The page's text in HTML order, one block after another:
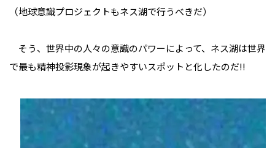
（地球意識プロジェクトもネス湖で行うべきだ）
そう、世界中の人々の意識のパワーによって、ネス湖は世界
で最も精神投影現象が起きやすいスポットと化したのだ!!